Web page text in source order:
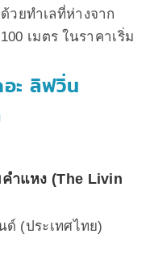
วยทำเลที่ห่างจาก
เมตร ในราคาเริ่ม
อะ ลิฟวิ่น
ำแหง (The Livin
(ประเทศไทย)